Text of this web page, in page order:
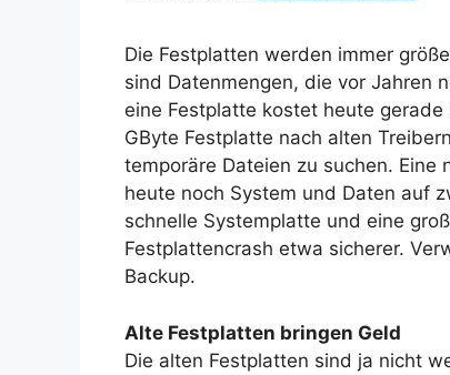
Die Festplatten werden immer
sind Datenmengen, die vor Jahren
eine Festplatte kostet heute
GByte Festplatte nach alten
temporäre Dateien zu suchen. Eine
heute noch System und Daten auf
schnelle Systemplatte und eine
Festplattencrash etwa sicherer.
Backup.
Alte Festplatten bringen Geld
Die alten Festplatten sind ja nicht